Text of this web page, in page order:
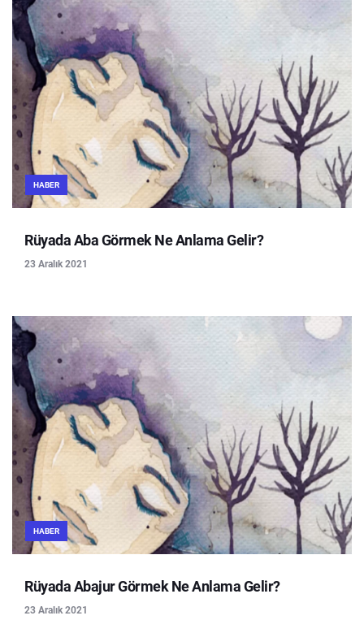
HABER
Rüyada Aba Görmek Ne Anlama Gelir?
23 Aralık 2021
HABER
Rüyada Abajur Görmek Ne Anlama Gelir?
23 Aralık 2021